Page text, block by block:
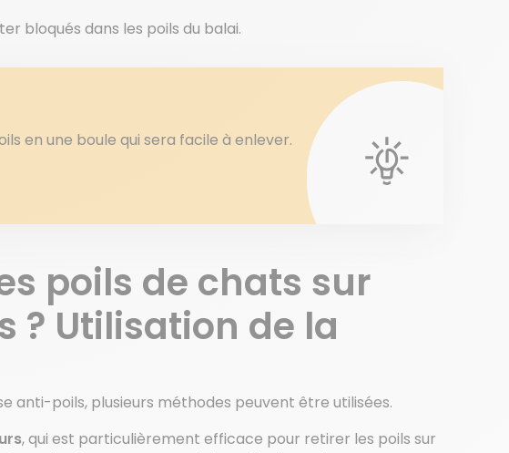
bloqués dans les poils du balai.
en une boule qui sera facile à enlever.
poils de chats sur
? Utilisation de la
anti-poils, plusieurs méthodes peuvent être utilisées.
, qui est particulièrement efficace pour retirer les poils sur